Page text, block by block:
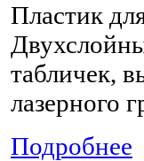
Пластик
табличек,
лазерного
Подробнее